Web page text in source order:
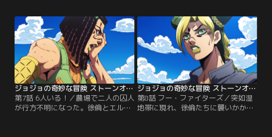
からが夢だったのか。承太郎のスタ
ンド「スタープラチナ」の能力で面
会室から脱出した二人に、新たな敵
の影が忍び寄る。
た。徐倫は父の命を救うため、刑務
所内に戻りDISCを取り戻すことを決
意する。一方そのころ、スタンド能
力に目覚めたエルメェス・コステロ
の前に、異常な男囚・マックイイー
ンが現れる。
ジョジョの奇妙な冒険 ストーンオーシャン 第07話
第7話 6人いる！／農場で二人の囚人
が行方不明になった。徐倫とエルメ
ジョジョの奇妙な冒険 ストーンオーシャン 第08話
第8話 フー・ファイターズ／突如湿
地帯に現れ、徐倫たちに襲いかかる